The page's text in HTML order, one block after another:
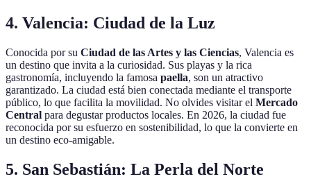
4. Valencia: Ciudad de la Luz
Conocida por su Ciudad de las Artes y las Ciencias, Valencia es
un destino que invita a la curiosidad. Sus playas y la rica
gastronomía, incluyendo la famosa paella, son un atractivo
garantizado. La ciudad está bien conectada mediante el transporte
público, lo que facilita la movilidad. No olvides visitar el Mercado
Central para degustar productos locales. En 2026, la ciudad fue
reconocida por su esfuerzo en sostenibilidad, lo que la convierte en
un destino eco-amigable.
5. San Sebastián: La Perla del Norte